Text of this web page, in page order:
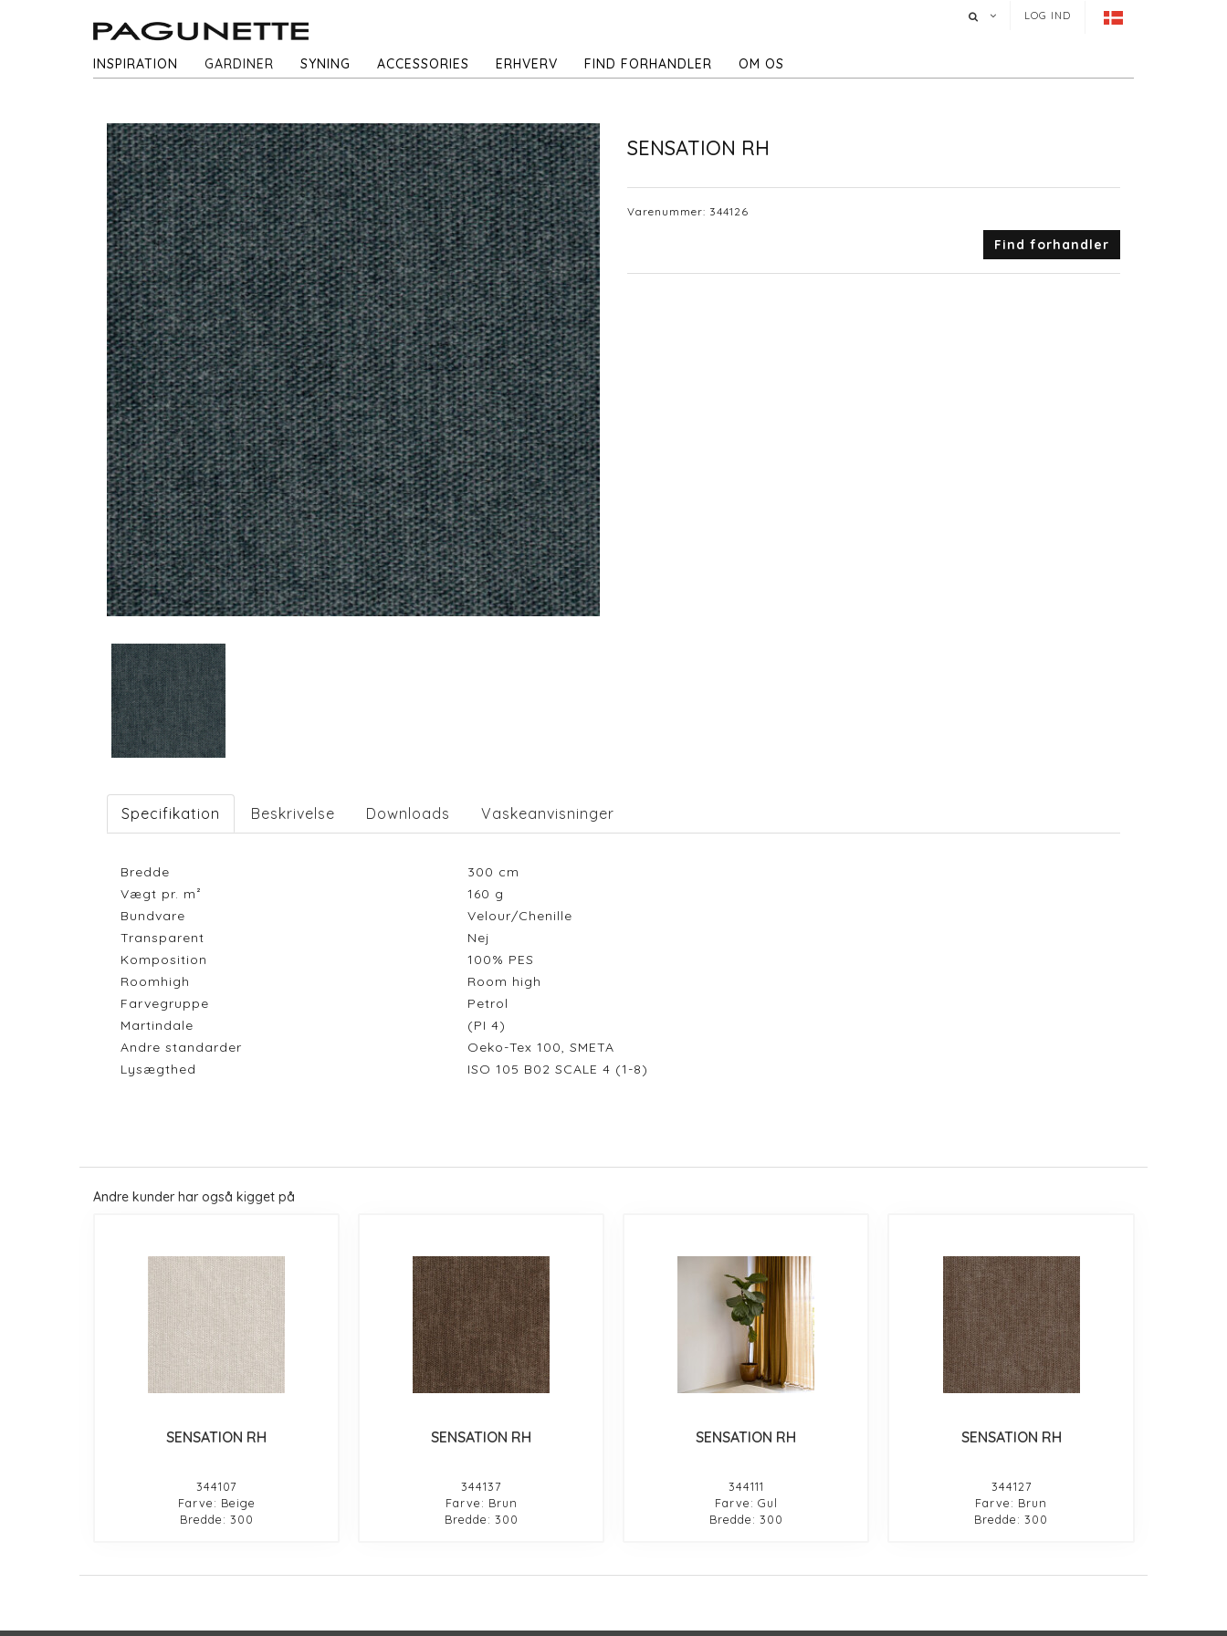
LOG IND
INSPIRATION GARDINER SYNING ACCESSORIES ERHVERV FIND FORHANDLER OM OS
SENSATION RH
Varenummer: 344126
Find forhandler
Specifikation Beskrivelse Downloads Vaskeanvisninger
Bredde 300 cm
Vægt pr. m²
160 g
Bundvare
Velour/Chenille
Transparent
Nej
Komposition
100% PES
Roomhigh
Room high
Farvegruppe
Petrol
Martindale
(PI 4)
Andre standarder
Oeko-Tex 100, SMETA
Lysægthed
ISO 105 B02 SCALE 4 (1-8)
Andre kunder har også kigget på
SENSATION RH
344107
Farve: Beige
Bredde: 300
SENSATION RH
344137
Farve: Brun
Bredde: 300
SENSATION RH
344111
Farve: Gul
Bredde: 300
SENSATION RH
344127
Farve: Brun
Bredde: 300